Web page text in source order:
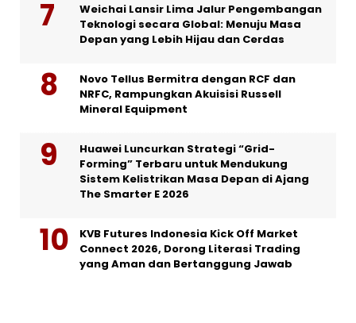
Weichai Lansir Lima Jalur Pengembangan
Teknologi secara Global: Menuju Masa
Depan yang Lebih Hijau dan Cerdas
Novo Tellus Bermitra dengan RCF dan
NRFC, Rampungkan Akuisisi Russell
Mineral Equipment
Huawei Luncurkan Strategi “Grid-
Forming” Terbaru untuk Mendukung
Sistem Kelistrikan Masa Depan di Ajang
The Smarter E 2026
KVB Futures Indonesia Kick Off Market
Connect 2026, Dorong Literasi Trading
yang Aman dan Bertanggung Jawab